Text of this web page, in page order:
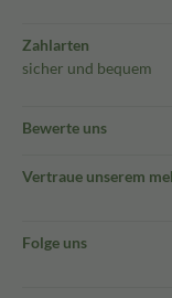
Zahlarten
sicher und bequem
Bewerte uns
Vertraue unserem
Folge uns